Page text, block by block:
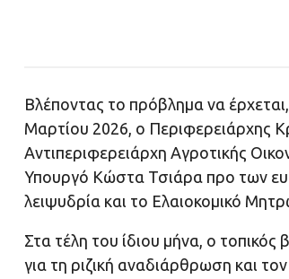
Βλέποντας το πρόβλημα να
Μαρτίου 2026, ο Περιφερειάρχης
Αντιπεριφερειάρχη Αγροτικής
Υπουργό Κώστα Τσιάρα προ των
λειψυδρία και το Ελαιοκομικό
Στα τέλη του ίδιου μήνα, ο
για τη ριζική αναδιάρθρωση και